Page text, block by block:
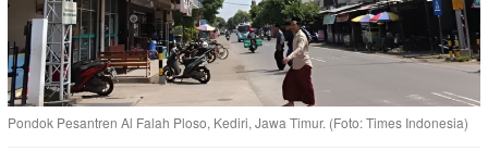
Pondok Pesantren Al Falah Ploso, Kediri, Jawa Timur. (Foto: Times Indonesia)